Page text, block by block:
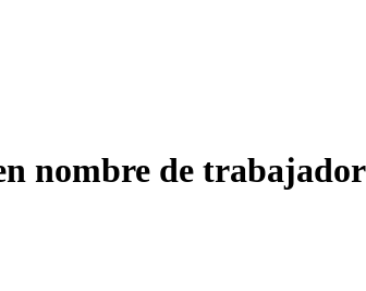
nombre de trabajador